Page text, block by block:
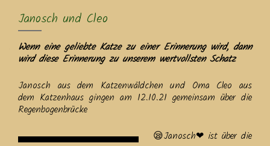
Janosch und Cleo
Wenn eine geliebte Katze zu einer Erinnerung wird, dann
wird diese Erinnerung zu unserem wertvollsten Schatz
Janosch aus dem Katzenwäldchen und Oma Cleo aus
dem Katzenhaus gingen am 12.10.21 gemeinsam über die
Regenbogenbrücke
😪Janosch❤ ist über die